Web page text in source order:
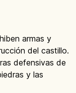
armas y
del castillo.
defensivas de
y las